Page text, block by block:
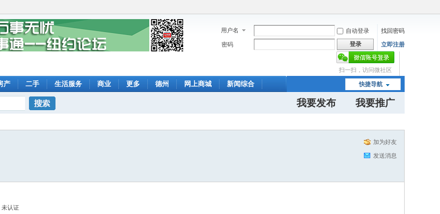
用户名 自动登录
找回密码
密码
登录 立即注册
扫一扫，访问微社区
快捷导航
产 二手 生活服务 商业 更多 德州 网上商城 新闻综合
我要发布 我要推广
加为好友
发送消息
未认证